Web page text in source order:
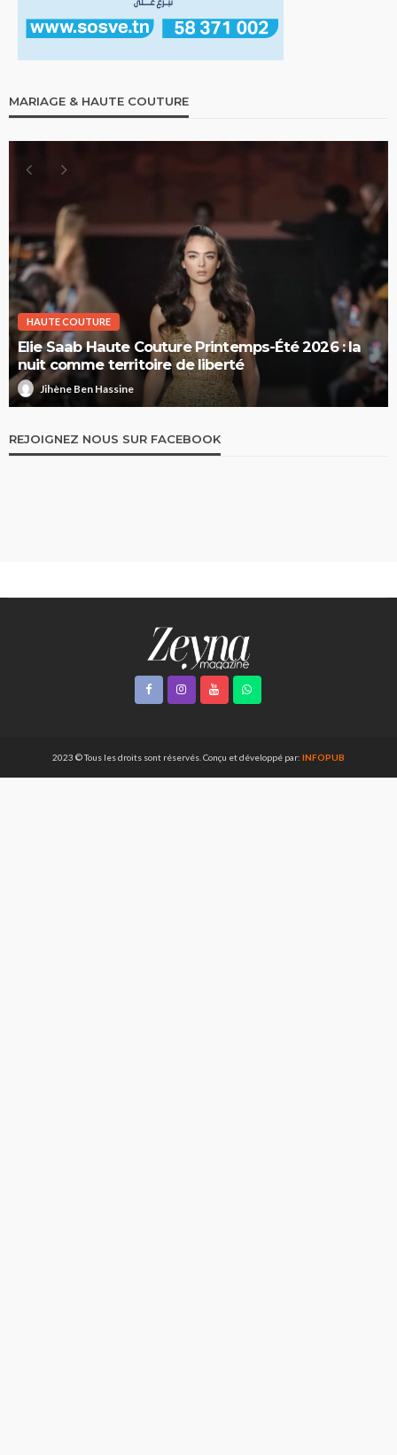
MARIAGE & HAUTE COUTURE
HAUTE COUTURE
Elie Saab Haute Couture Printemps-Été 2026 : la
nuit comme territoire de liberté
Jihène Ben Hassine
REJOIGNEZ NOUS SUR FACEBOOK
2023 © Tous les droits sont réservés. Conçu et développé par: INFOPUB